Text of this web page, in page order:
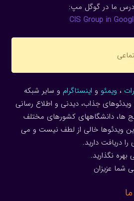
ما در گوگل مپ:
CIS Group in
، ویمئو و اینستاگرام و سایر شبکه
جذاب، دیدنی و اطلاع رسانی
ها، دانشگاههای کشورهای مختلف
ویدئوها خالی از لطف نیست و می
را دریافت دارید.
نگذارید.
شما عزیزان